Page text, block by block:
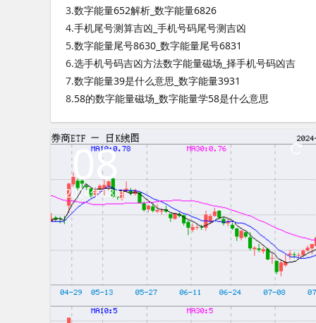
3.数字能量652解析_数字能量6826
4.手机尾号测算吉凶_手机号码尾号测吉凶
5.数字能量尾号8630_数字能量尾号6831
6.选手机号码吉凶方法数字能量磁场_择手机号码凶吉
7.数字能量39是什么意思_数字能量3931
8.58的数字能量磁场_数字能量学58是什么意思
08
2024年08月